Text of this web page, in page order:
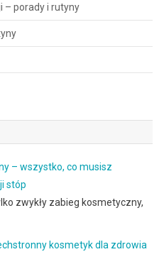
– porady i rutyny
– wszystko, co musisz
stóp
zwykły zabieg kosmetyczny,
kosmetyk dla zdrowia